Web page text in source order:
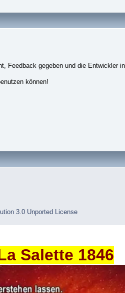
Feedback gegeben und die Entwickler
können!
3.0 Unported License
Salette 1846